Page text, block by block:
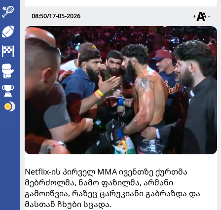
08:50/17-05-2026 + -
Netflix-ის პირველ MMA ივენთზე ქურთმა
მებრძოლმა, ნამო ფაზილმა, არმანი
გამოიწვია, რაზეც ცარუკიანი გაბრაზდა და
მასთან ჩხუბი სცადა.